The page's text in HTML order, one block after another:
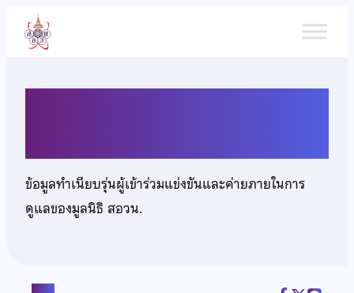
เนื้อหา
ข้อมูลทำเนียบรุ่นผู้เข้าร่วมแข่งขันและค่ายภายในการ
ดูแลของมูลนิธิ สอวน.